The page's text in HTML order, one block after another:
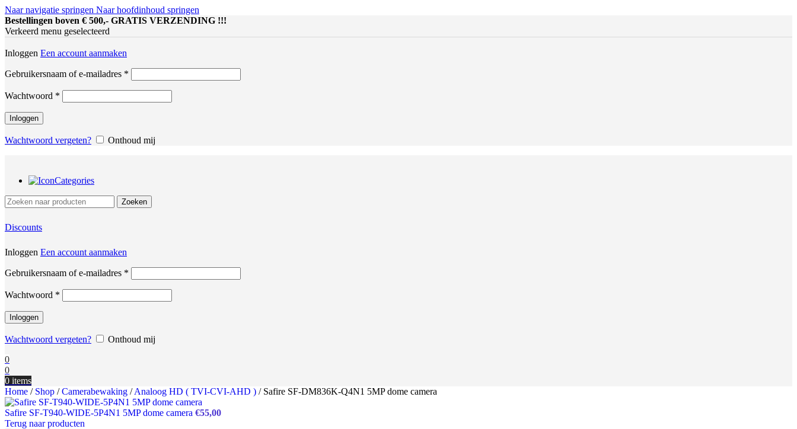
Naar navigatie springen Naar hoofdinhoud springen
Bestellingen boven € 500,- GRATIS VERZENDING !!!
Verkeerd menu geselecteerd
Inloggen Een account aanmaken
Gebruikersnaam of e-mailadres *
Wachtwoord *
Inloggen
Wachtwoord vergeten? Onthoud mij
Categories
Zoeken
Discounts
Inloggen Een account aanmaken
Gebruikersnaam of e-mailadres *
Wachtwoord *
Inloggen
Wachtwoord vergeten?
Onthoud mij
0
0
0 items
Home / Shop / Camerabewaking / Analoog HD ( TVI-CVI-AHD ) / Safire SF-DM836K-Q4N1 5MP dome camera
Safire SF-T940-WIDE-5P4N1 5MP dome camera €55,00
Terug naar producten